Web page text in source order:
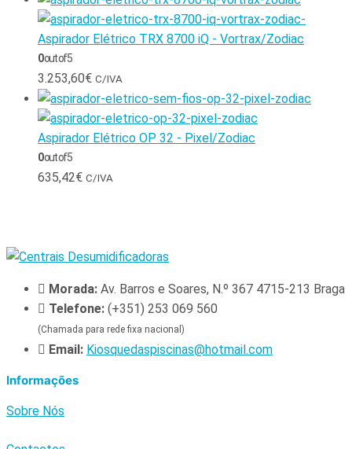
Aspirador Elétrico TRX 8700 iQ - Vortrax/Zodiac
0out of 5
3.253,60€ C/IVA
Aspirador Elétrico OP 32 - Pixel/Zodiac
0out of 5
635,42€ C/IVA
Morada: Av. Barros e Soares, N.º 367 4715-213 Braga
Telefone: (+351) 253 069 560
(Chamada para rede fixa nacional)
Email: Kiosquedaspiscinas@hotmail.com
Informações
Sobre Nós